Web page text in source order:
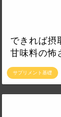
サプリメント基礎
できれば摂
甘味料の怖